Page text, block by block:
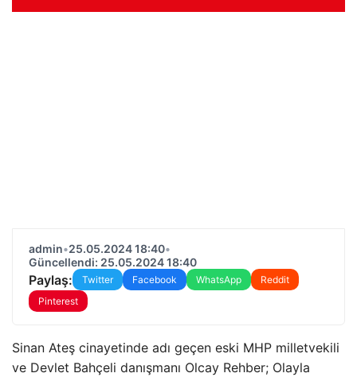
admin•25.05.2024 18:40•
Güncellendi: 25.05.2024 18:40
Paylaş: Twitter Facebook WhatsApp
Reddit
Pinterest
Sinan Ateş cinayetinde adı geçen eski MHP milletvekili
ve Devlet Bahçeli danışmanı Olcay Rehber; Olayla